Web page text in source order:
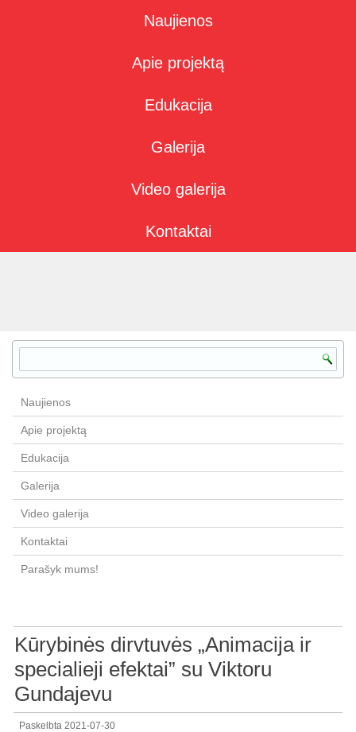
Naujienos
Apie projektą
Edukacija
Galerija
Video galerija
Kontaktai
Naujienos
Apie projektą
Edukacija
Galerija
Video galerija
Kontaktai
Parašyk mums!
Kūrybinės dirvtuvės „Animacija ir
specialieji efektai” su Viktoru
Gundajevu
Paskelbta 2021-07-30